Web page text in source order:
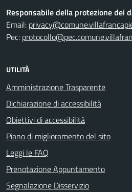
Responsabile della protezione dei
Email:
Pec:
UTILITÀ
Amministrazione Trasparente
Dichiarazione di accessibilità
Obiettivi di accessibilità
Piano di miglioramento del sito
Leggi le FAQ
Prenotazione Appuntamento
Segnalazione Disservizio